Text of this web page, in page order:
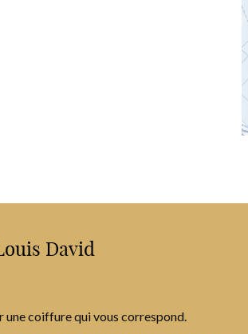
David
une coiffure qui vous correspond.